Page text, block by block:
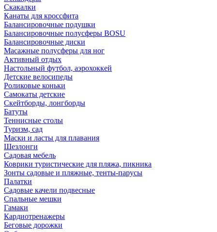
Скакалки
Канаты для кроссфита
Балансировочные подушки
Балансировочные полусферы BOSU
Балансировочные диски
Масажные полусферы для ног
Активный отдых
Настольный футбол, аэрохоккей
Детские велосипеды
Роликовые коньки
Самокаты детские
Скейтборды, лонгборды
Батуты
Теннисные столы
Туризм, сад
Маски и ласты для плавания
Шезлонги
Садовая мебель
Коврики туристические для пляжа, пикника
Зонты садовые и пляжные, тенты-парусы
Палатки
Садовые качели подвесные
Спальные мешки
Гамаки
Кардиотренажеры
Беговые дорожки